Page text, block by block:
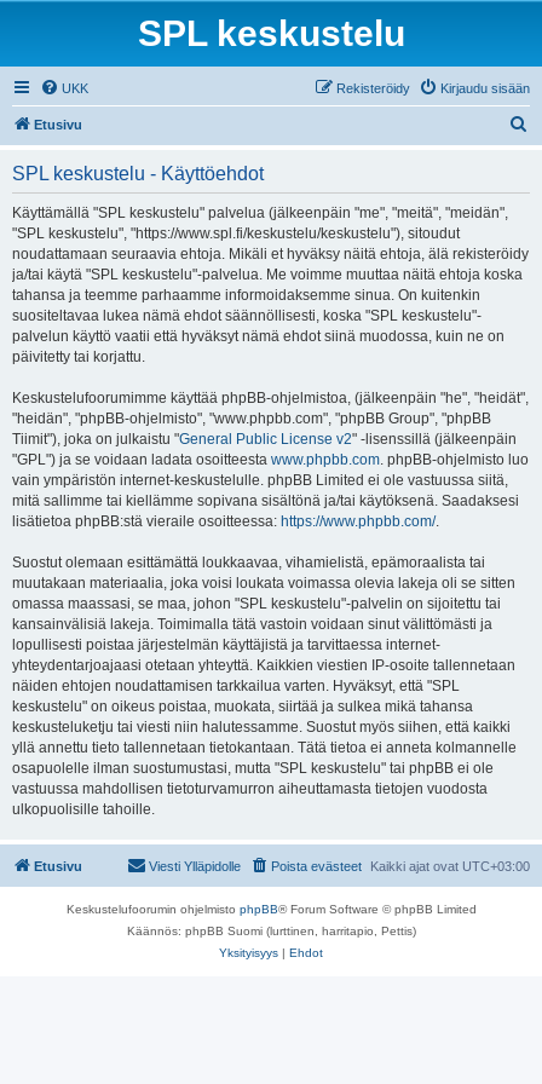
SPL keskustelu
UKK Kirjaudu sisään
Rekisteröidy
Etusivu
SPL keskustelu - Käyttöehdot
Käyttämällä "SPL keskustelu" palvelua (jälkeenpäin "me", "meitä", "meidän",
"SPL keskustelu", "https://www.spl.fi/keskustelu/keskustelu"), sitoudut
noudattamaan seuraavia ehtoja. Mikäli et hyväksy näitä ehtoja, älä rekisteröidy
ja/tai käytä "SPL keskustelu"-palvelua. Me voimme muuttaa näitä ehtoja koska
tahansa ja teemme parhaamme informoidaksemme sinua. On kuitenkin
suositeltavaa lukea nämä ehdot säännöllisesti, koska "SPL keskustelu"-
palvelun käyttö vaatii että hyväksyt nämä ehdot siinä muodossa, kuin ne on
päivitetty tai korjattu.
Keskustelufoorumimme käyttää phpBB-ohjelmistoa, (jälkeenpäin "he", "heidät",
"heidän", "phpBB-ohjelmisto", "www.phpbb.com", "phpBB Group", "phpBB
Tiimit"), joka on julkaistu "General Public License v2" -lisenssillä (jälkeenpäin
"GPL") ja se voidaan ladata osoitteesta www.phpbb.com. phpBB-ohjelmisto luo
vain ympäristön internet-keskustelulle. phpBB Limited ei ole vastuussa siitä,
mitä sallimme tai kiellämme sopivana sisältönä ja/tai käytöksenä. Saadaksesi
lisätietoa phpBB:stä vieraile osoitteessa: https://www.phpbb.com/.
Suostut olemaan esittämättä loukkaavaa, vihamielistä, epämoraalista tai
muutakaan materiaalia, joka voisi loukata voimassa olevia lakeja oli se sitten
omassa maassasi, se maa, johon "SPL keskustelu"-palvelin on sijoitettu tai
kansainvälisiä lakeja. Toimimalla tätä vastoin voidaan sinut välittömästi ja
lopullisesti poistaa järjestelmän käyttäjistä ja tarvittaessa internet-
yhteydentarjoajaasi otetaan yhteyttä. Kaikkien viestien IP-osoite tallennetaan
näiden ehtojen noudattamisen tarkkailua varten. Hyväksyt, että "SPL
keskustelu" on oikeus poistaa, muokata, siirtää ja sulkea mikä tahansa
keskusteluketju tai viesti niin halutessamme. Suostut myös siihen, että kaikki
yllä annettu tieto tallennetaan tietokantaan. Tätä tietoa ei anneta kolmannelle
osapuolelle ilman suostumustasi, mutta "SPL keskustelu" tai phpBB ei ole
vastuussa mahdollisen tietoturvamurron aiheuttamasta tietojen vuodosta
ulkopuolisille tahoille.
Etusivu Kaikki ajat ovat UTC+03:00
Poista evästeet
Viesti Ylläpidolle
Keskustelufoorumin ohjelmisto phpBB® Forum Software © phpBB Limited
Käännös: phpBB Suomi (lurttinen, harritapio, Pettis)
Yksityisyys | Ehdot